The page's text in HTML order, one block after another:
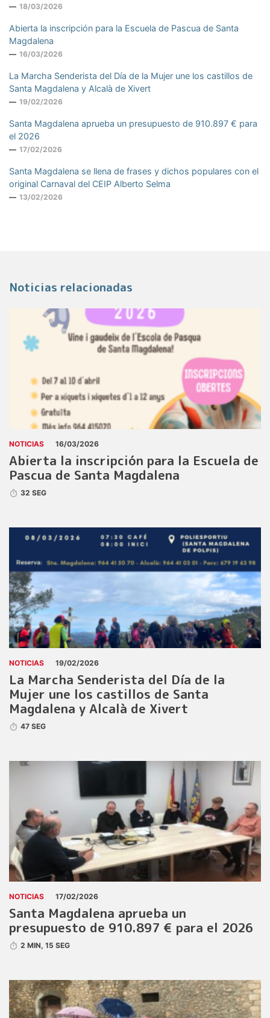
18/03/2026
Abierta la inscripción para la Escuela de Pascua de Santa
Magdalena
16/03/2026
La Marcha Senderista del Día de la Mujer une los castillos de
Santa Magdalena y Alcalà de Xivert
19/02/2026
Santa Magdalena aprueba un presupuesto de 910.897 € para
el 2026
17/02/2026
Santa Magdalena se llena de frases y dichos populares con el
original Carnaval del CEIP Alberto Selma
13/02/2026
Noticias relacionadas
NOTICIAS 16/03/2026
Abierta la inscripción para la Escuela de
Pascua de Santa Magdalena
32 SEG
NOTICIAS 19/02/2026
La Marcha Senderista del Día de la
Mujer une los castillos de Santa
Magdalena y Alcalà de Xivert
47 SEG
NOTICIAS 17/02/2026
Santa Magdalena aprueba un
presupuesto de 910.897 € para el 2026
2 MIN, 15 SEG